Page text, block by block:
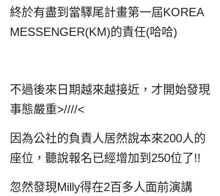
終於有盡到當驛尾計畫第一屆KOREA
MESSENGER(KM)的責任(哈哈)
不過後來日期越來越接近，才開始發現
事態嚴重>////<
因為公社的負責人居然說本來200人的
座位，聽說報名已經增加到250位了!!
忽然發現Milly得在2百多人面前演講